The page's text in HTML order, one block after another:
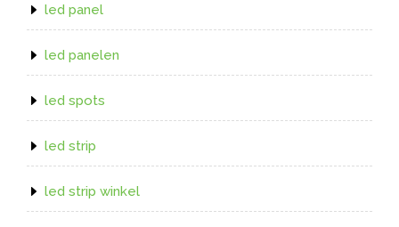
led panel
led panelen
led spots
led strip
led strip winkel